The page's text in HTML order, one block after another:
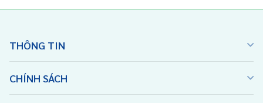
THÔNG TIN
CHÍNH SÁCH